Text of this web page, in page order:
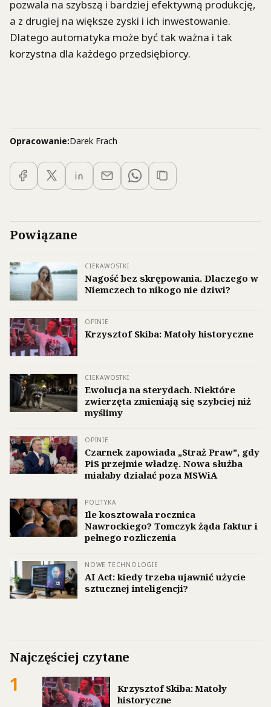
pozwala na szybszą i bardziej efektywną produkcję,
a z drugiej na większe zyski i ich inwestowanie.
Dlatego automatyka może być tak ważna i tak
korzystna dla każdego przedsiębiorcy.
Opracowanie:Darek Frach
Powiązane
CIEKAWOSTKI
Nagość bez skrępowania. Dlaczego w
Niemczech to nikogo nie dziwi?
OPINIE
Krzysztof Skiba: Matoły historyczne
CIEKAWOSTKI
Ewolucja na sterydach. Niektóre
zwierzęta zmieniają się szybciej niż
myślimy
OPINIE
Czarnek zapowiada „Straż Praw”, gdy
PiS przejmie władzę. Nowa służba
miałaby działać poza MSWiA
POLITYKA
Ile kosztowała rocznica
Nawrockiego? Tomczyk żąda faktur i
pełnego rozliczenia
NOWE TECHNOLOGIE
AI Act: kiedy trzeba ujawnić użycie
sztucznej inteligencji?
Najczęściej czytane
1
Krzysztof Skiba: Matoły
historyczne